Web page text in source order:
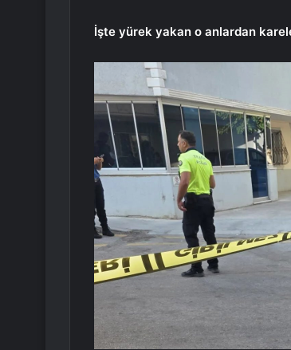
İşte yürek yakan o anlardan